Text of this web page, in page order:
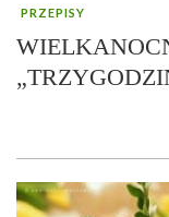
PRZEPISY